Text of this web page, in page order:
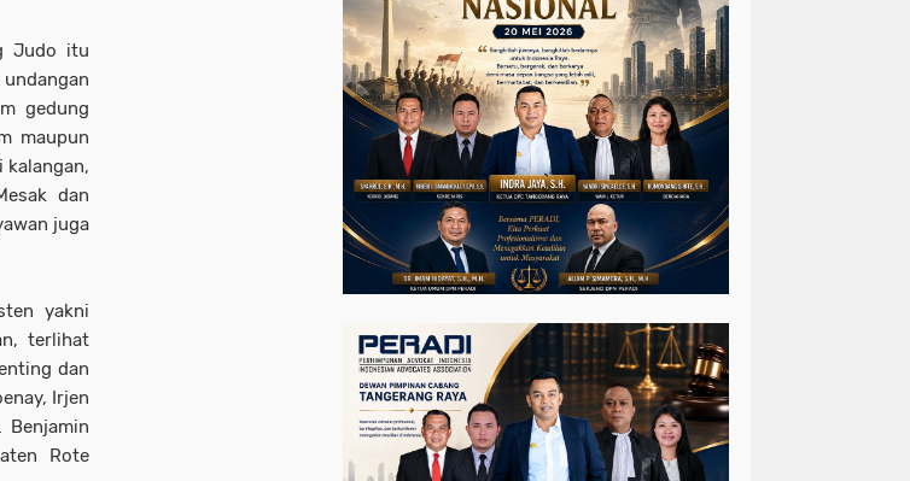
Judo itu
gedung
maupun
kalangan,
dan
juga
yakni
terlihat
dan
Irjen
Benjamin
Rote